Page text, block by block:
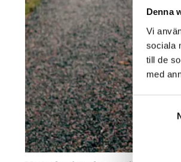
Denna
Vi
sociala
till de
med
S
a
m
t